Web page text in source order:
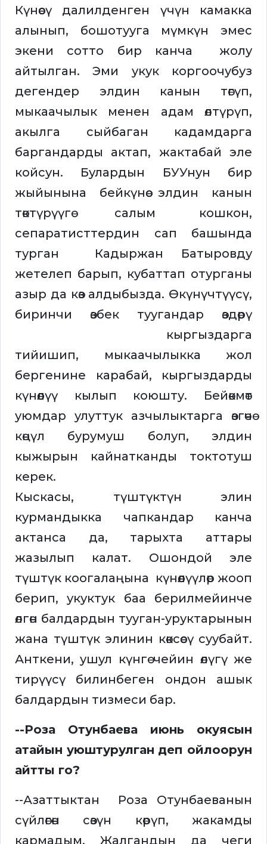
Күнөөсү далилденген үчүн камакка
алынып, бошотууга мүмкүн эмес
экени сотто бир канча жолу
айтылган. Эми укук коргоочубуз
дегендер элдин канын төгүп,
мыкаачылык менен адам өлтүрүп,
акылга сыйбаган кадамдарга
баргандарды актап, жактабай эле
койсун. Булардын БУУнун бир
жыйынына бейкүнөө элдин канын
төктүрүүгө салым кошкон,
сепаратисттердин сап башында
турган Кадыржан Батыровду
жетелеп барып, кубаттап отурганы
азыр да көз алдыбызда. Өкүнүчтүүсү,
биринчи өзбек туугандар өздөрү
кыргыздарга
тийишип, мыкаачылыкка жол
бергенине карабай, кыргыздарды
күнөөлүү кылып коюшту. Бейөкмөт
уюмдар улуттук азчылыктарга өзгөчө
көңүл бурумуш болуп, элдин
кыжырын кайнатканды токтотуш
керек.
Кыскасы, түштүктүн элин
курмандыкка чапкандар канча
актанса да, тарыхта аттары
жазылып калат. Ошондой эле
түштүк коогалаңына күнөөлүүлөр жооп
берип, укуктук баа берилмейинче
өлгөн балдардын тууган-уруктарынын
жана түштүк элинин көксөөсү суубайт.
Анткени, ушул күнгө чейин өлүгү же
тирүүсү билинбеген ондон ашык
балдардын тизмеси бар.
--Роза Отунбаева июнь окуясын
атайын уюштурулган деп ойлоорун
айтты го?
--Азаттыктан Роза Отунбаеванын
сүйлөгөн сөзүн көрүп, жакамды
кармадым. Жалгандын да чеги